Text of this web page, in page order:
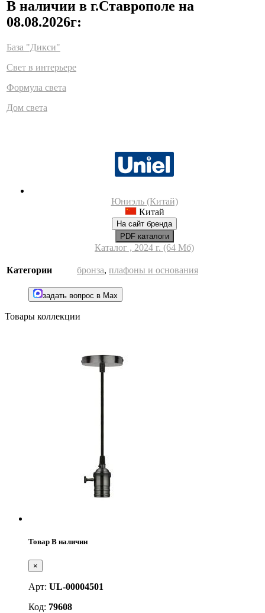
В наличии в г.Ставрополе на
08.08.2026г:
База "Дикси"
Свет в интерьере
Формула света
Дом света
Юниэль (Китай)
Китай
На сайт бренда
PDF каталоги
Каталог , 2024 г. (64 Мб)
Категории бронза, плафоны и основания
задать вопрос в Max
Товары коллекции
Товар В наличии
×
Арт: UL-00004501
Код: 79608